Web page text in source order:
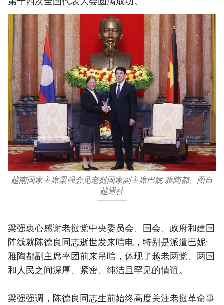
越南国家主席梁强会见老挝国家副主席巴妮·雅陶都。图自
越通社
梁强衷心感谢老挝党中央委员会、国会、政府和建国
阵线就陈德良同志逝世发来唁电，特别是派遣巴妮·
雅陶都副主席率团前来吊唁，体现了越老两党、两国
和人民之间深厚、紧密、纯洁且罕见的情谊。
梁强强调，陈德良同志生前始终高度关注老挝革命事